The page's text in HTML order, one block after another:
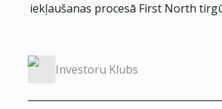
iekļaušanas procesā First North
Investoru Klubs